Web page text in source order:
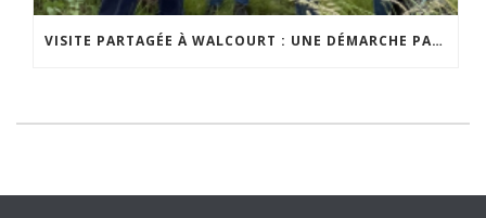
VISITE PARTAGÉE À WALCOURT : UNE DÉMARCHE PARTICIPATIVE ANIMÉE PAR ESPACE ENVIRONNEMENT